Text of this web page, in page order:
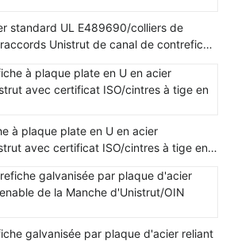
standard UL E489690/colliers de
Unistrut de canal de contrefiche
à plaque plate en U en acier
avec certificat ISO/cintres à tige en
galvanisée par plaque d'acier reliant